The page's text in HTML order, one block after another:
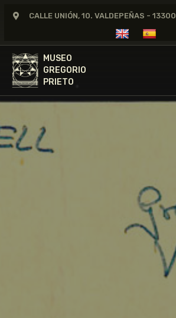
CALLE UNIÓN, 10. VALDEPEÑAS - 13300
MUSEO
GREGORIO
PRIETO
MUSEO
GREGORIO
GREGORIO PRIETO
CERTAMEN DE DIBUJO